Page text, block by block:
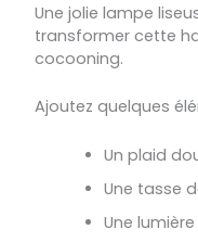
Une jolie lampe
transformer cette
cocooning.
Ajoutez quelques
Un plaid
Une tasse
Une